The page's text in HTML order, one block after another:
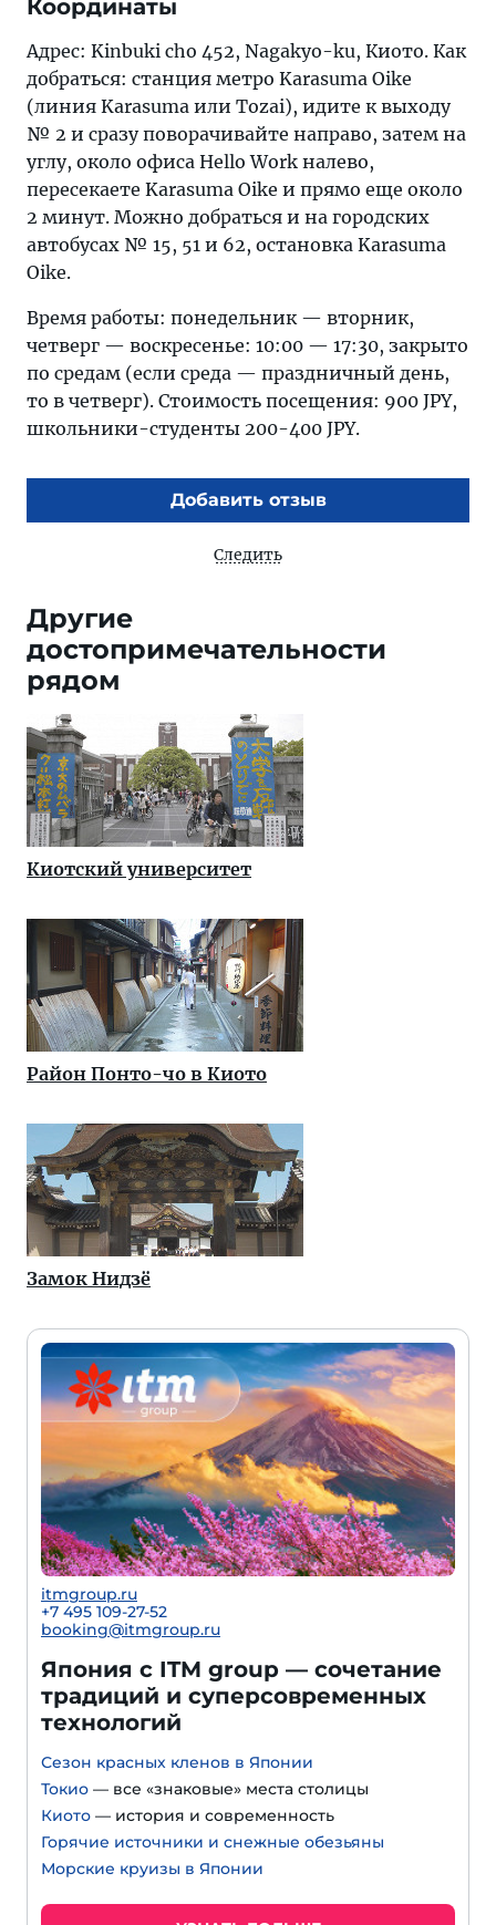
Координаты
Адрес: Kinbuki cho 452, Nagakyo-ku, Киото. Как
добраться: станция метро Karasuma Oike
(линия Karasuma или Tozai), идите к выходу
№ 2 и сразу поворачивайте направо, затем на
углу, около офиса Hello Work налево,
пересекаете Karasuma Oike и прямо еще около
2 минут. Можно добраться и на городских
автобусах № 15, 51 и 62, остановка Karasuma
Oike.
Время работы: понедельник — вторник,
четверг — воскресенье: 10:00 — 17:30, закрыто
по средам (если среда — праздничный день,
то в четверг). Стоимость посещения: 900 JPY,
школьники-студенты 200-400 JPY.
Добавить отзыв
Следить
Другие
достопримечательности
рядом
Киотский университет
Район Понто-чо в Киото
Замок Нидзё
itmgroup.ru
+7 495 109-27-52
booking@itmgroup.ru
Япония с ITM group — сочетание
традиций и суперсовременных
технологий
Сезон красных кленов в Японии
Токио — все «знаковые» места столицы
Киото — история и современность
Горячие источники и снежные обезьяны
Морские круизы в Японии